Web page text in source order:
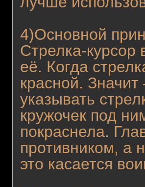
4)Основной
Стрелка-курсор
её. Когда
красной.
указывать
кружочек под
покраснела.
противником, а
это касается